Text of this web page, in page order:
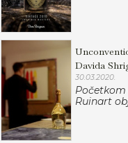
Davida
30.03.2020.
Početkom
Ruinart